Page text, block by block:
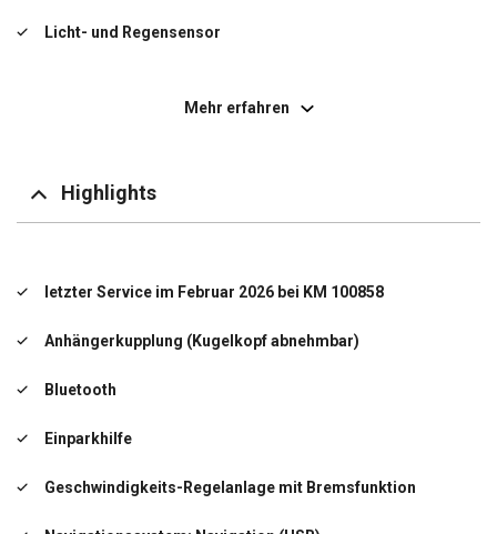
Licht- und Regensensor
letzter Service im Februar 2026 bei KM 100858
Mehr erfahren
Highlights
letzter Service im Februar 2026 bei KM 100858
Anhängerkupplung (Kugelkopf abnehmbar)
Bluetooth
Einparkhilfe
Geschwindigkeits-Regelanlage mit Bremsfunktion